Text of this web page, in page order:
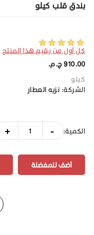
بندق قلب كيلو
كل أول من يقيم هذا المنتج
910.00 ج.م.‏
كيلو
الشركة: نزيه العطار
الكمية: -
+
أضف للمفضلة